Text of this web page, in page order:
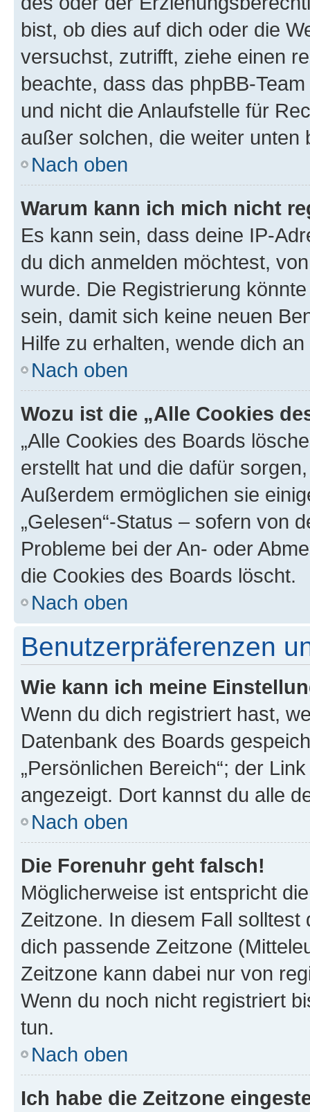
bist, ob dies auf dich oder die
versuchst, zutrifft, ziehe einen
beachte, dass das phpBB-
und nicht die Anlaufstelle für
außer solchen, die weiter unten
Nach oben
Warum kann ich mich nicht
Es kann sein, dass deine IP-
du dich anmelden möchtest,
wurde. Die Registrierung
sein, damit sich keine neuen
Hilfe zu erhalten, wende dich
Nach oben
Wozu ist die „Alle Cookies
„Alle Cookies des Boards
erstellt hat und die dafür
Außerdem ermöglichen sie
„Gelesen“-Status – sofern von
Probleme bei der An- oder
die Cookies des Boards löscht.
Nach oben
Benutzerpräferenzen
Wie kann ich meine
Wenn du dich registriert hast,
Datenbank des Boards
„Persönlichen Bereich“; der
angezeigt. Dort kannst du alle
Nach oben
Die Forenuhr geht falsch!
Möglicherweise ist entspricht
Zeitzone. In diesem Fall solltest
dich passende Zeitzone
Zeitzone kann dabei nur von
Wenn du noch nicht registriert
tun.
Nach oben
Ich habe die Zeitzone